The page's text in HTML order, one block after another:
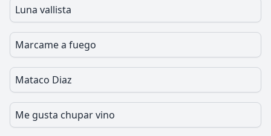
Luna vallista
Marcame a fuego
Mataco Diaz
Me gusta chupar vino